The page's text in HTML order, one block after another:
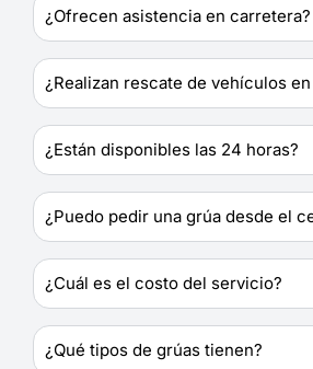
¿Ofrecen asistencia en carretera?
¿Realizan rescate de vehículos
¿Están disponibles las 24 horas?
¿Puedo pedir una grúa desde el
¿Cuál es el costo del servicio?
¿Qué tipos de grúas tienen?